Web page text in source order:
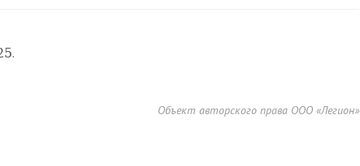
.
Объект авторского права ООО «Легион»